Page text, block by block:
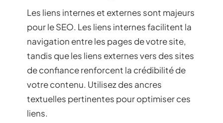
Les liens internes et externes sont majeurs
pour le SEO. Les liens internes facilitent la
navigation entre les pages de votre site,
tandis que les liens externes vers des sites
de confiance renforcent la crédibilité de
votre contenu. Utilisez des ancres
textuelles pertinentes pour optimiser ces
liens.